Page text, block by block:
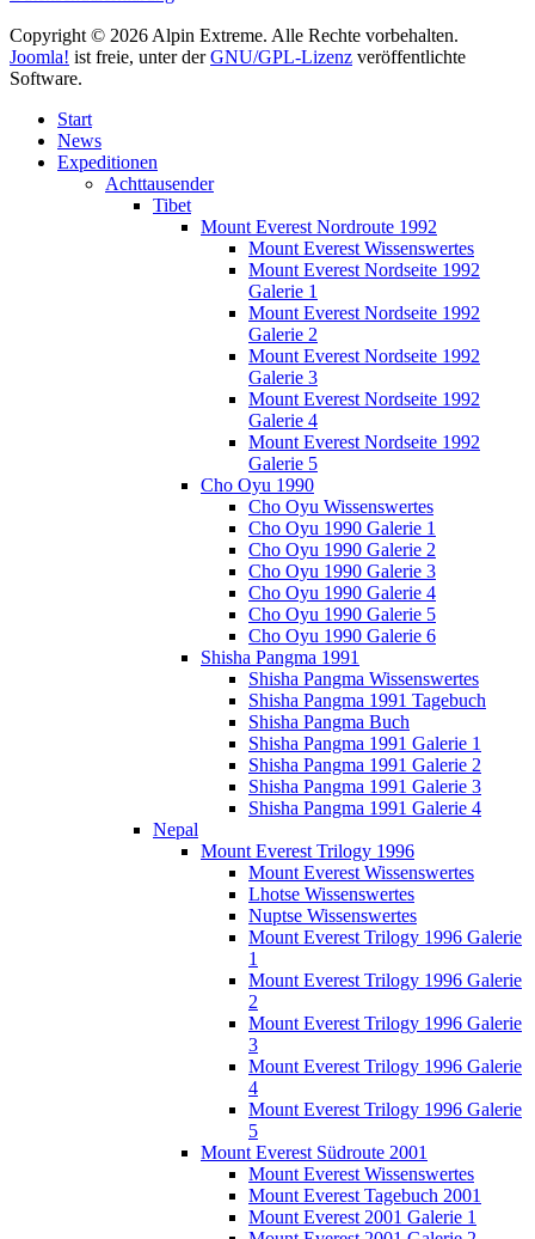
Copyright © 2026 Alpin Extreme. Alle Rechte vorbehalten.
Joomla! ist freie, unter derGNU/GPL-Lizenz veröffentlichte
Software.
Start
News
Expeditionen
Achttausender
Tibet
Mount Everest Nordroute 1992
Mount Everest Wissenswertes
Mount Everest Nordseite 1992
Galerie 1
Mount Everest Nordseite 1992
Galerie 2
Mount Everest Nordseite 1992
Galerie 3
Mount Everest Nordseite 1992
Galerie 4
Mount Everest Nordseite 1992
Galerie 5
Cho Oyu 1990
Cho Oyu Wissenswertes
Cho Oyu 1990 Galerie 1
Cho Oyu 1990 Galerie 2
Cho Oyu 1990 Galerie 3
Cho Oyu 1990 Galerie 4
Cho Oyu 1990 Galerie 5
Cho Oyu 1990 Galerie 6
Shisha Pangma 1991
Shisha Pangma Wissenswertes
Shisha Pangma 1991 Tagebuch
Shisha Pangma Buch
Shisha Pangma 1991 Galerie 1
Shisha Pangma 1991 Galerie 2
Shisha Pangma 1991 Galerie 3
Shisha Pangma 1991 Galerie 4
Nepal
Mount Everest Trilogy 1996
Mount Everest Wissenswertes
Lhotse Wissenswertes
Nuptse Wissenswertes
Mount Everest Trilogy 1996 Galerie
1
Mount Everest Trilogy 1996 Galerie
2
Mount Everest Trilogy 1996 Galerie
3
Mount Everest Trilogy 1996 Galerie
4
Mount Everest Trilogy 1996 Galerie
5
Mount Everest Südroute 2001
Mount Everest Wissenswertes
Mount Everest Tagebuch 2001
Mount Everest 2001 Galerie 1